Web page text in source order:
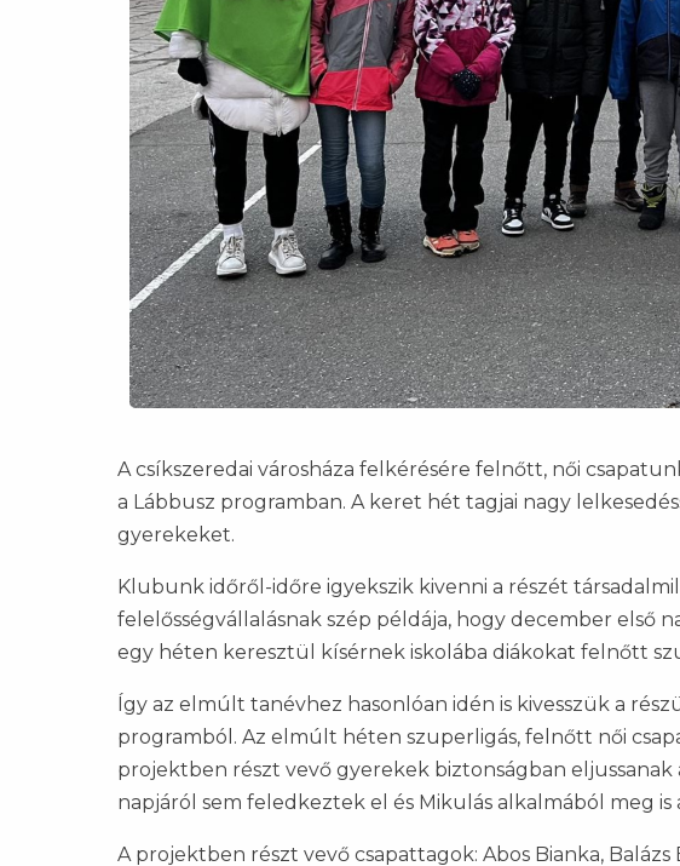
A csíkszeredai városháza felkérésére felnőtt, női
a Lábbusz programban. A keret hét tagjai nagy
gyerekeket.
Klubunk időről-időre igyekszik kivenni a részét
felelősségvállalásnak szép példája, hogy december első
egy héten keresztül kísérnek iskolába diákokat felnőtt
Így az elmúlt tanévhez hasonlóan idén is kivesszük a
programból. Az elmúlt héten szuperligás, felnőtt női
projektben részt vevő gyerekek biztonságban
napjáról sem feledkeztek el és Mikulás alkalmából meg is
A projektben részt vevő csapattagok: Abos Bianka, Balázs